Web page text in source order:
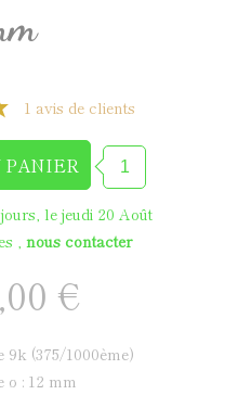
1 avis de clients
le jeudi 20 Août
, nous contacter
€
9k (375/1000ème)
ø : 12 mm